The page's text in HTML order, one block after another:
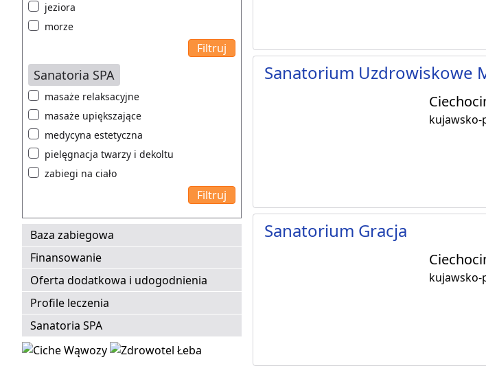
jeziora
morze
Sanatoria SPA
masaże relaksacyjne
masaże upiększające
medycyna estetyczna
pielęgnacja twarzy i dekoltu
zabiegi na ciało
Baza zabiegowa
Finansowanie
Oferta dodatkowa i udogodnienia
Profile leczenia
Sanatoria SPA
Sanatorium Uzdrowiskowe
Sanatorium Gracja